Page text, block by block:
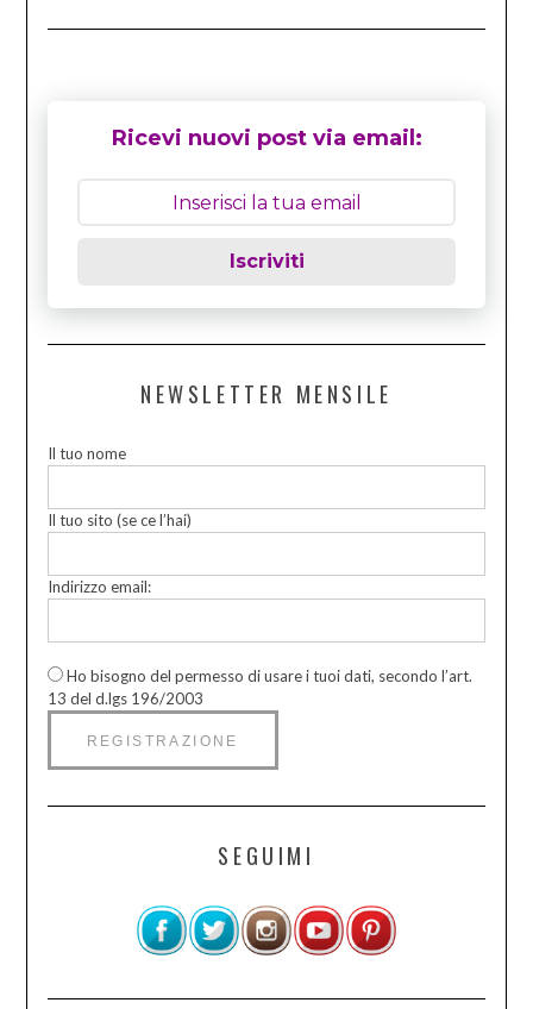
Ricevi nuovi post via email:
Iscriviti
NEWSLETTER MENSILE
Il tuo nome
Il tuo sito (se ce l’hai)
Indirizzo email:
Ho bisogno del permesso di usare i tuoi dati, secondo l’art.
13 del d.lgs 196/2003
SEGUIMI